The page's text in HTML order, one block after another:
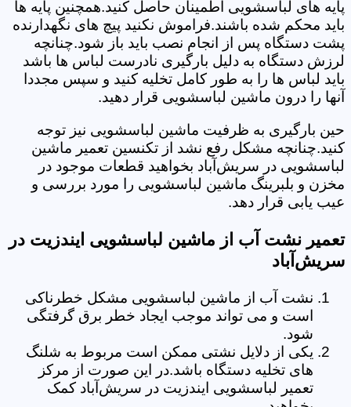
پایه های لباسشویی اطمینان حاصل کنید.همچنین پایه ها
باید محکم شده باشند.فراموش نکنید پیچ های نگهدارنده
پشت دستگاه پس از انجام نصب باید باز شود.چنانچه
لرزش دستگاه به دلیل بارگیری نادرست لباس ها باشد
باید لباس ها را به طور کامل تخلیه کنید و سپس مجددا
آنها را درون ماشین لباسشویی قرار دهید.
حین بارگیری به ظرفیت ماشین لباسشویی نیز توجه
کنید.چنانچه مشکل رفع نشد از تکنسین تعمیر ماشین
لباسشویی در سریش‌آباد بخواهید قطعات موجود در
مخزن و بلبرینگ ماشین لباسشویی را مورد بررسی و
عیب یابی قرار دهد.
تعمیر نشت آب از ماشین لباسشویی ایندزیت در
سریش‌آباد
نشت آب از ماشین لباسشویی مشکل خطرناکی
است و می تواند موجب ایجاد خطر برق گرفتگی
شود.
یکی از دلایل نشتی ممکن است مربوط به شلنگ
های تخلیه دستگاه باشد.در این صورت از مرکز
تعمیر لباسشویی ایندزیت در سریش‌آباد کمک